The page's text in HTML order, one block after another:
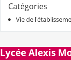
Catégories
Vie de
Lycée Alexis